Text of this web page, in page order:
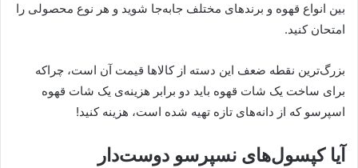
بین انواع قهوه و برندهای مختلف جابه‌جا شوید و هر نوع محصولی را
امتحان کنید.
بزرگ‌ترین نقطه ضعف این دسته از کالاها قیمت آن است، چراکه
برای ساخت یک شات قهوه باید دو برابر هزینه‌ی یک شات قهوه
اسپرسو که از دانه‌های تازه تهیه شده است، هزینه کنید!
آیا کپسول‌های نسپرسو دوست‌دار